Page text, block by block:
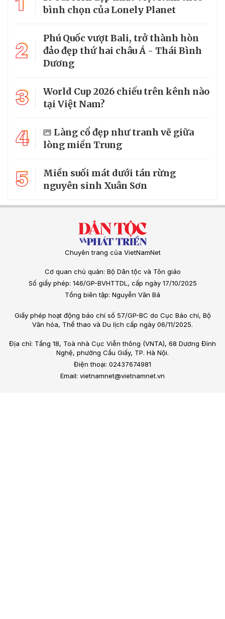
bình chọn của Lonely Planet
2
Phú Quốc vượt Bali, trở thành hòn
đảo đẹp thứ hai châu Á - Thái Bình
Dương
3
World Cup 2026 chiếu trên kênh nào
tại Việt Nam?
4
Làng cổ đẹp như tranh vẽ giữa
lòng miền Trung
5
Miền suối mát dưới tán rừng
nguyên sinh Xuân Sơn
Chuyên trang của VietNamNet
Cơ quan chủ quản: Bộ Dân tộc và Tôn giáo
Số giấy phép: 146/GP-BVHTTDL, cấp ngày 17/10/2025
Tổng biên tập: Nguyễn Văn Bá
Giấy phép hoạt động báo chí số 57/GP-BC do Cục Báo chí, Bộ
Văn hóa, Thể thao và Du lịch cấp ngày 06/11/2025.
Địa chỉ: Tầng 18, Toà nhà Cục Viễn thông (VNTA), 68 Dương Đình
Nghệ, phường Cầu Giấy, TP. Hà Nội.
Điện thoại: 02437674981
Email: vietnamnet@vietnamnet.vn